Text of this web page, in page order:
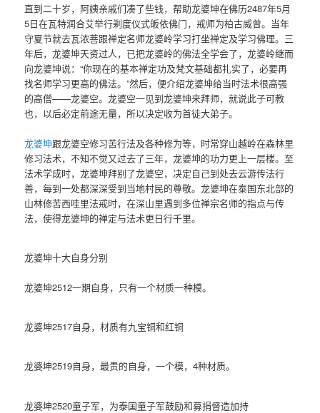
直到二十岁，阿姨亲戚们凑了些钱，帮助龙婆坤在佛历2487年5月
5日在瓦特润合艾举行剃度仪式皈依佛门，戒师为柏古威曾。当年
守夏节就去瓦浓菩跟禅定名师龙婆岭学习打坐禅定及学习佛理。三
年后，龙婆坤天资过人，已把龙婆岭的佛法全学会了，龙婆岭继而
向龙婆坤说：“你现在的基本禅定功及梵文基础都扎实了，必要再
找名师学习更高的佛法。”然后，便介绍龙婆坤给当时法术很高强
的高僧——龙婆空。龙婆空一见到龙婆坤来拜师，就说此子可教
也，以后必定前途无量，所以决定收为首徒大弟子。
龙婆坤跟龙婆空修习苦行法及各种修为等，时常穿山越岭在森林里
修习法术，不知不觉又过去了三年，龙婆坤的功力更上一层楼。至
法术学成时，龙婆坤拜别了龙婆空，决定自己到处去云游传法行
善，每到一处都深深受到当地村民的尊敬。龙婆坤在泰国东北部的
山林修苦西哇里法戒时，在深山里遇到多位禅宗名师的指点与传
法，使得龙婆坤的禅定与法术更日行千里。
龙婆坤十大自身分别
龙婆坤2512一期自身，只有一个材质一种模。
龙婆坤2517自身，材质有九宝铜和红铜
龙婆坤2519自身，最贵的自身，一个模，4种材质。
龙婆坤2520童子军，为泰国童子军鼓励和募捐督造加持